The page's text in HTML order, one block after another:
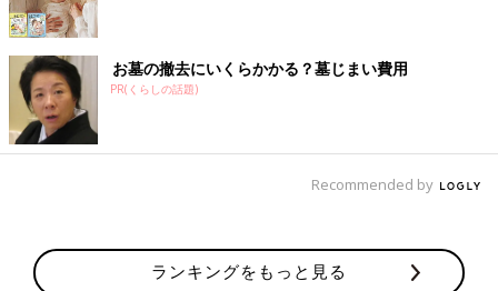
お墓の撤去にいくらかかる？墓じまい費用
PR(くらしの話題)
Recommended by
ランキングをもっと見る